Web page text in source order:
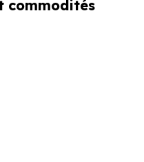
commodités